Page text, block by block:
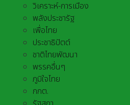
วิเคราะห์-การเมือง
พลังประชารัฐ
เพื่อไทย
ประชาธิปัตต์
ชาติไทยพัฒนา
พรรคอื่นๆ
ภูมิใจไทย
กกต.